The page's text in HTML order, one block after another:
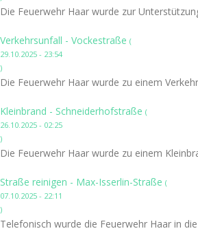
Die Feuerwehr Haar wurde zur
Verkehrsunfall - Vockestraße (
29.10.2025 - 23:54
)
Die Feuerwehr Haar wurde zu einem
Kleinbrand - Schneiderhofstraße (
26.10.2025 - 02:25
)
Die Feuerwehr Haar wurde zu einem
Straße reinigen - Max-Isserlin-Straße (
07.10.2025 - 22:11
)
Telefonisch wurde die Feuerwehr Haar in